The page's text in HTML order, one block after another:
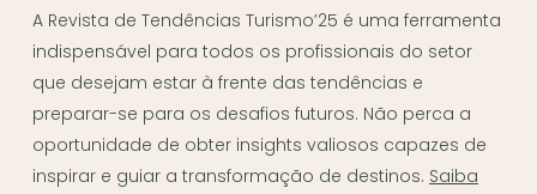
A Revista de Tendências Turismo’25 é uma ferramenta
indispensável para todos os profissionais do setor
que desejam estar à frente das tendências e
preparar-se para os desafios futuros. Não perca a
oportunidade de obter insights valiosos capazes de
inspirar e guiar a transformação de destinos. Saiba